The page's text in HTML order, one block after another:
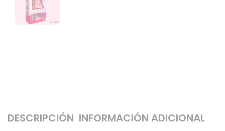
DESCRIPCIÓN INFORMACIÓN ADICIONAL